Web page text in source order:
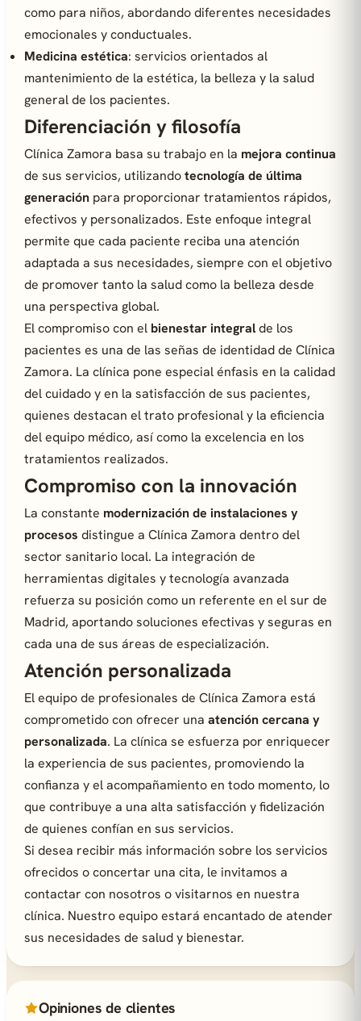
como para niños, abordando diferentes necesidades
emocionales y conductuales.
Medicina estética: servicios orientados al
mantenimiento de la estética, la belleza y la salud
general de los pacientes.
Diferenciación y filosofía
Clínica Zamora basa su trabajo en la mejora continua
de sus servicios, utilizandotecnología de última
generación para proporcionar tratamientos rápidos,
efectivos y personalizados. Este enfoque integral
permite que cada paciente reciba una atención
adaptada a sus necesidades, siempre con el objetivo
de promover tanto la salud como la belleza desde
una perspectiva global.
El compromiso con el bienestar integralde los
pacientes es una de las señas de identidad de Clínica
Zamora. La clínica pone especial énfasis en la calidad
del cuidado y en la satisfacción de sus pacientes,
quienes destacan el trato profesional y la eficiencia
del equipo médico, así como la excelencia en los
tratamientos realizados.
Compromiso con la innovación
La constante modernización de instalaciones y
procesos distingue a Clínica Zamora dentro del
sector sanitario local. La integración de
herramientas digitales y tecnología avanzada
refuerza su posición como un referente en el sur de
Madrid, aportando soluciones efectivas y seguras en
cada una de sus áreas de especialización.
Atención personalizada
El equipo de profesionales de Clínica Zamora está
comprometido con ofrecer una atención cercana y
personalizada. La clínica se esfuerza por enriquecer
la experiencia de sus pacientes, promoviendo la
confianza y el acompañamiento en todo momento, lo
que contribuye a una alta satisfacción y fidelización
de quienes confían en sus servicios.
Si desea recibir más información sobre los servicios
ofrecidos o concertar una cita, le invitamos a
contactar con nosotros o visitarnos en nuestra
clínica. Nuestro equipo estará encantado de atender
sus necesidades de salud y bienestar.
Opiniones de clientes